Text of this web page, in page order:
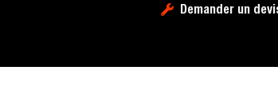
Demander un